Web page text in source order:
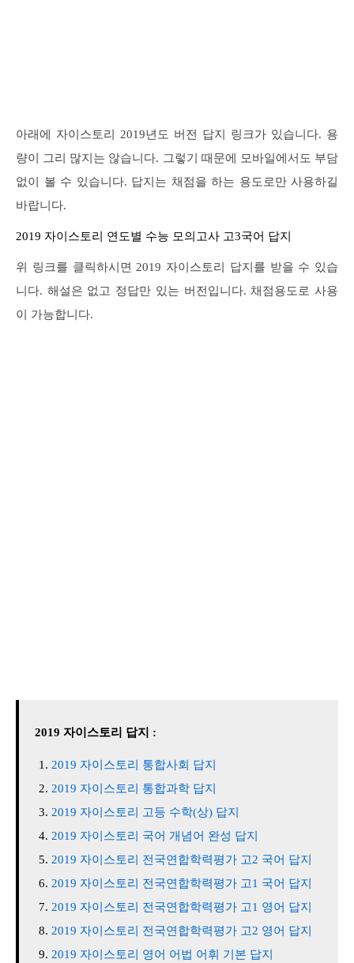
아래에 자이스토리 2019년도 버전 답지 링크가 있습니다. 용
량이 그리 많지는 않습니다. 그렇기 때문에 모바일에서도 부담
없이 볼 수 있습니다. 답지는 채점을 하는 용도로만 사용하길
바랍니다.
2019 자이스토리 연도별 수능 모의고사 고3국어 답지
위 링크를 클릭하시면 2019 자이스토리 답지를 받을 수 있습
니다. 해설은 없고 정답만 있는 버전입니다. 채점용도로 사용
이 가능합니다.
2019 자이스토리 답지 :
2019 자이스토리 통합사회 답지
2019 자이스토리 통합과학 답지
2019 자이스토리 고등 수학(상) 답지
2019 자이스토리 국어 개념어 완성 답지
2019 자이스토리 전국연합학력평가 고2 국어 답지
2019 자이스토리 전국연합학력평가 고1 국어 답지
2019 자이스토리 전국연합학력평가 고1 영어 답지
2019 자이스토리 전국연합학력평가 고2 영어 답지
2019 자이스토리 영어 어법 어휘 기본 답지